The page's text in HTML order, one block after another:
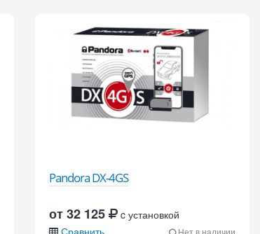
Pandora DX-4GS
от 32 125
c установкой
Сравнить
Нет в наличии